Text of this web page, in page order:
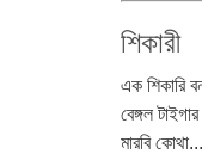
শিকারী
এক শিকারি
বেঙ্গল
মারবি কোথা...